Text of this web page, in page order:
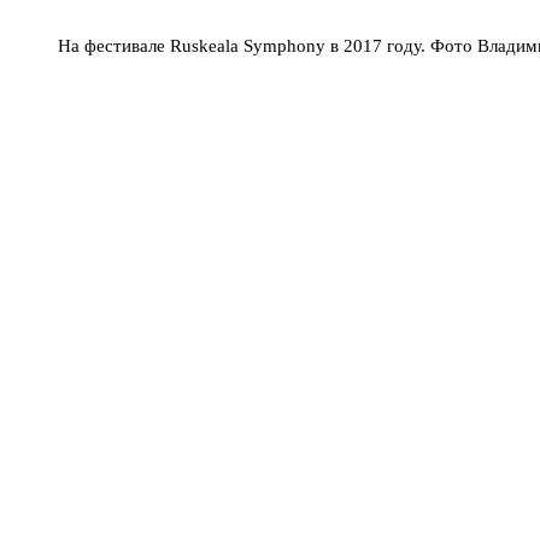
На фестивале Ruskeala Symphony в 2017 году. Фото